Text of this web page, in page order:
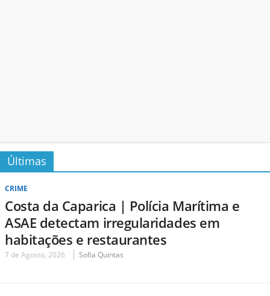
Últimas
CRIME
Costa da Caparica | Polícia Marítima e
ASAE detectam irregularidades em
habitações e restaurantes
7 de Agosto, 2026 Sofia Quintas